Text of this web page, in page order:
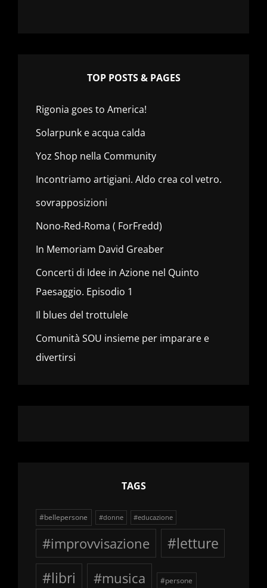
TOP POSTS & PAGES
Rigonia goes to America!
Solarpunk e acqua calda
Yoz Shop nella Community
Incontriamo artigiani. Aldo crea col vetro.
sovrapposizioni
Nono-Red-Roma ( ForFredd)
In Memoriam David Greaber
Concerti di Idee in Azione nel Quinto
Paesaggio. Episodio 1
Il blues del trottulele
Comunità SOU insieme per imparare e
divertirsi
TAGS
#bellepersone #donne #educazione
#improvvisazione
#letture
#libri
#musica #persone